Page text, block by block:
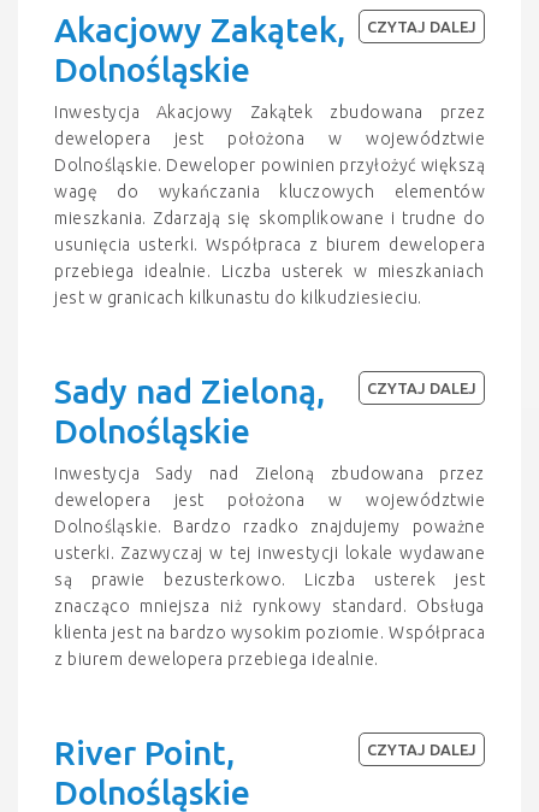
Akacjowy Zakątek,
Dolnośląskie
Inwestycja Akacjowy Zakątek zbudowana przez
dewelopera jest położona w województwie
Dolnośląskie. Deweloper powinien przyłożyć większą
wagę do wykańczania kluczowych elementów
mieszkania. Zdarzają się skomplikowane i trudne do
usunięcia usterki. Współpraca z biurem dewelopera
przebiega idealnie. Liczba usterek w mieszkaniach
jest w granicach kilkunastu do kilkudziesieciu.
CZYTAJ DALEJ
Sady nad Zieloną,
Dolnośląskie
Inwestycja Sady nad Zieloną zbudowana przez
dewelopera jest położona w województwie
Dolnośląskie. Bardzo rzadko znajdujemy poważne
usterki. Zazwyczaj w tej inwestycji lokale wydawane
są prawie bezusterkowo. Liczba usterek jest
znacząco mniejsza niż rynkowy standard. Obsługa
klienta jest na bardzo wysokim poziomie. Współpraca
z biurem dewelopera przebiega idealnie.
CZYTAJ DALEJ
River Point,
Dolnośląskie
CZYTAJ DALEJ